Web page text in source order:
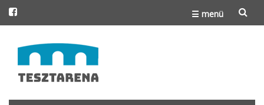
☰ menü
to
content